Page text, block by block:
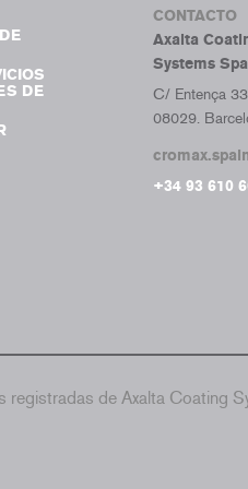
DE
CONTACTO
Axalta
Systems
C/ Entença
08029.
+34 93 610
de Axalta Coating